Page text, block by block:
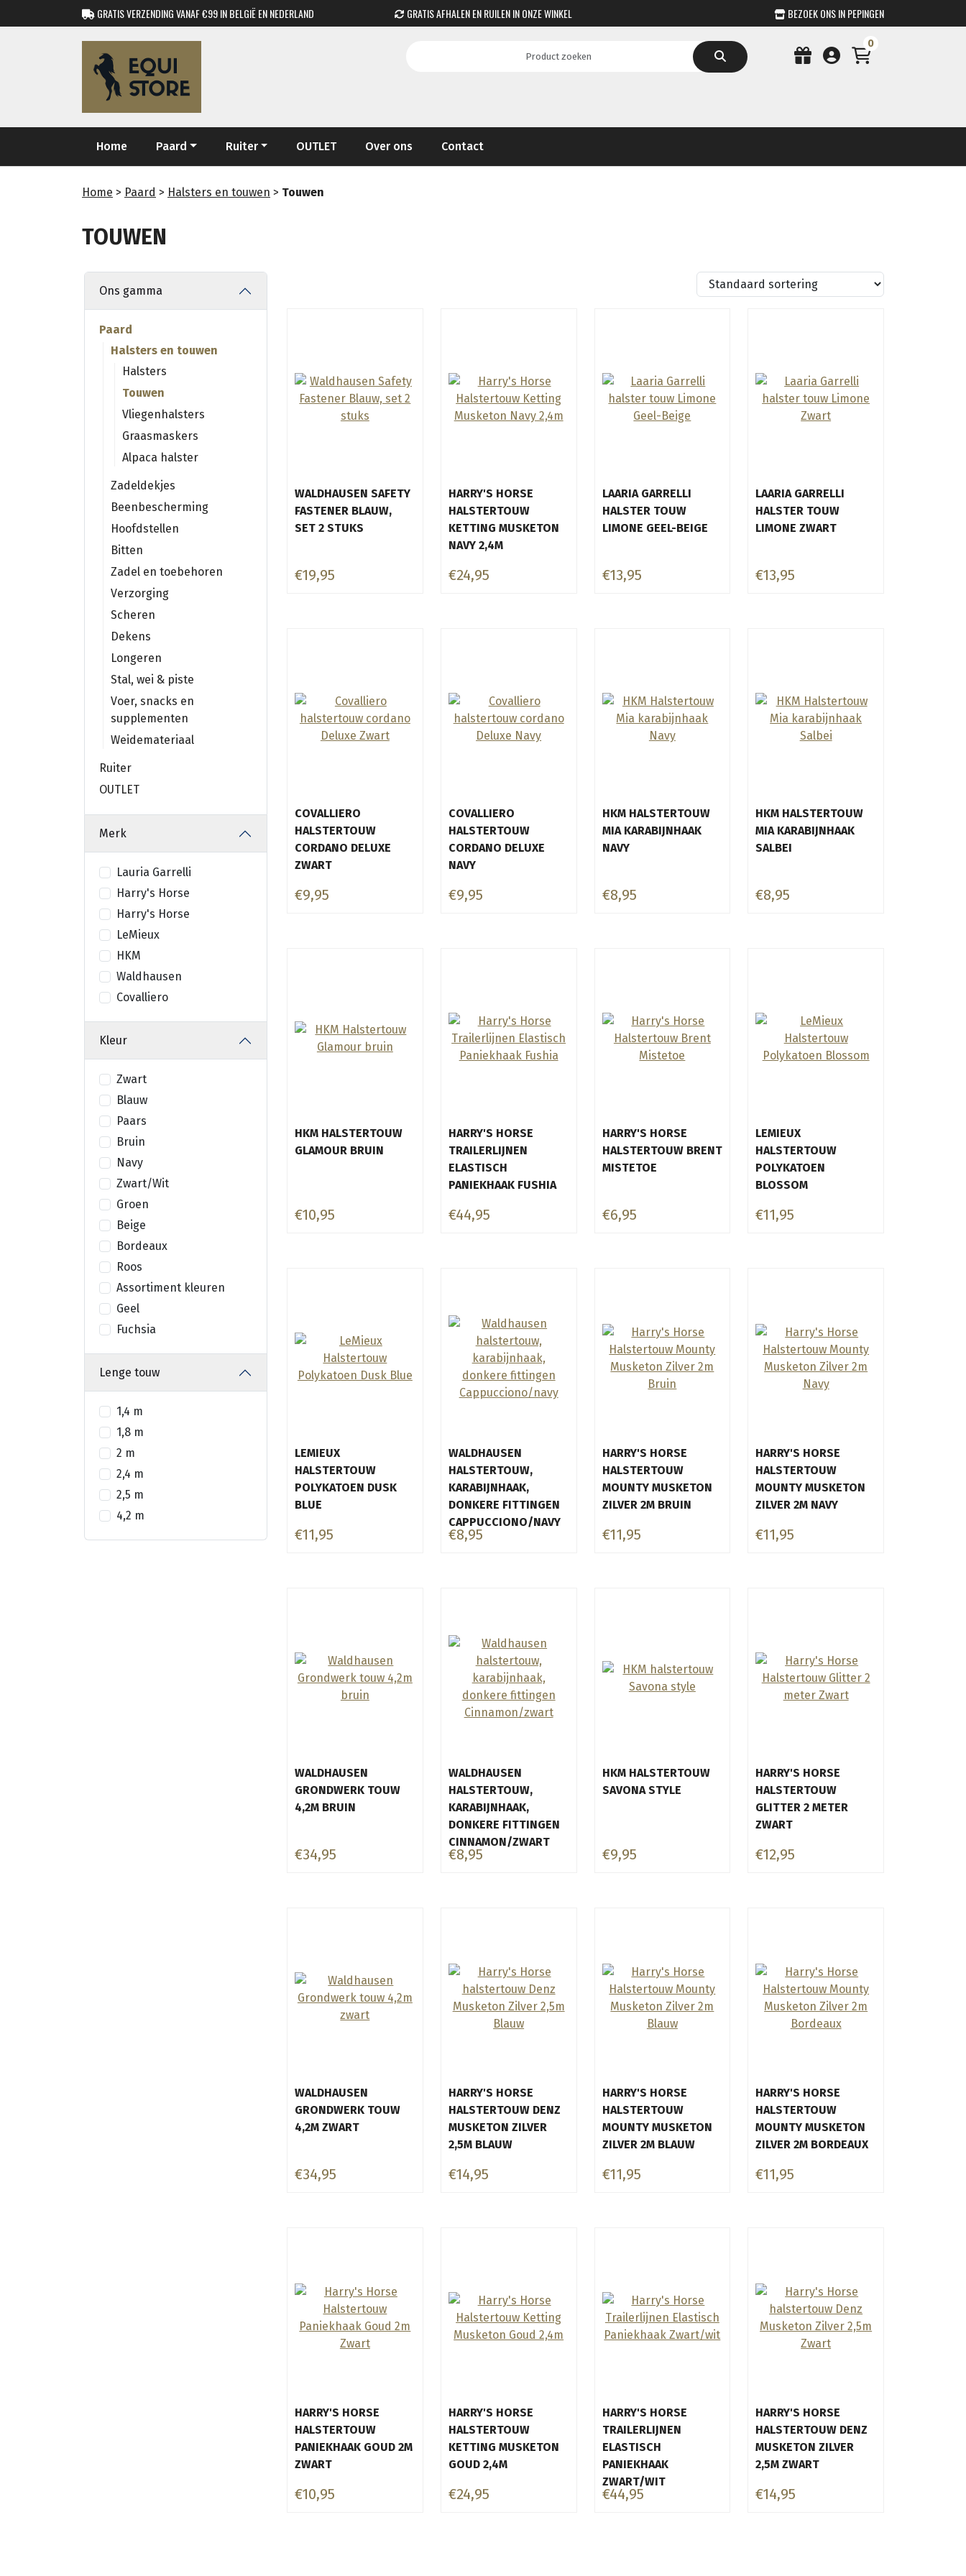
GRATIS VERZENDING VANAF €99 IN BELGIË EN NEDERLAND GRATIS AFHALEN EN RUILEN IN ONZE WINKEL BEZOEK ONS IN PEPINGEN
0
Home Paard Ruiter OUTLET Over ons Contact
Home > Paard > Halsters en touwen > Touwen
TOUWEN
Ons gamma
Paard
Halsters en touwen
Halsters
Touwen
Vliegenhalsters
Graasmaskers
Alpaca halster
Zadeldekjes
Beenbescherming
Hoofdstellen
Bitten
Zadel en toebehoren
Verzorging
Scheren
Dekens
Longeren
Stal, wei & piste
Voer, snacks en
supplementen
Weidemateriaal
Ruiter
OUTLET
Merk
Lauria Garrelli
Harry's Horse
Harry's Horse
LeMieux
HKM
Waldhausen
Covalliero
Kleur
Zwart
Blauw
Paars
Bruin
Navy
Zwart/Wit
Groen
Beige
Bordeaux
Roos
Assortiment kleuren
Geel
Fuchsia
Lenge touw
1,4 m
1,8 m
2 m
2,4 m
2,5 m
4,2 m
WALDHAUSEN SAFETY
FASTENER BLAUW,
SET 2 STUKS
€19,95
HARRY'S HORSE
HALSTERTOUW
KETTING MUSKETON
NAVY 2,4M
€24,95
LAARIA GARRELLI
HALSTER TOUW
LIMONE GEEL-BEIGE
€13,95
LAARIA GARRELLI
HALSTER TOUW
LIMONE ZWART
€13,95
COVALLIERO
HALSTERTOUW
CORDANO DELUXE
ZWART
€9,95
COVALLIERO
HALSTERTOUW
CORDANO DELUXE
NAVY
€9,95
HKM HALSTERTOUW
MIA KARABIJNHAAK
NAVY
€8,95
HKM HALSTERTOUW
MIA KARABIJNHAAK
SALBEI
€8,95
HKM HALSTERTOUW
GLAMOUR BRUIN
€10,95
HARRY'S HORSE
TRAILERLIJNEN
ELASTISCH
PANIEKHAAK FUSHIA
€44,95
HARRY'S HORSE
HALSTERTOUW BRENT
MISTETOE
€6,95
LEMIEUX
HALSTERTOUW
POLYKATOEN
BLOSSOM
€11,95
LEMIEUX
HALSTERTOUW
POLYKATOEN DUSK
BLUE
€11,95
WALDHAUSEN
HALSTERTOUW,
KARABIJNHAAK,
DONKERE FITTINGEN
CAPPUCCIONO/NAVY
€8,95
HARRY'S HORSE
HALSTERTOUW
MOUNTY MUSKETON
ZILVER 2M BRUIN
€11,95
HARRY'S HORSE
HALSTERTOUW
MOUNTY MUSKETON
ZILVER 2M NAVY
€11,95
WALDHAUSEN
GRONDWERK TOUW
4,2M BRUIN
€34,95
WALDHAUSEN
HALSTERTOUW,
KARABIJNHAAK,
DONKERE FITTINGEN
CINNAMON/ZWART
€8,95
HKM HALSTERTOUW
SAVONA STYLE
€9,95
HARRY'S HORSE
HALSTERTOUW
GLITTER 2 METER
ZWART
€12,95
WALDHAUSEN
GRONDWERK TOUW
4,2M ZWART
€34,95
HARRY'S HORSE
HALSTERTOUW DENZ
MUSKETON ZILVER
2,5M BLAUW
€14,95
HARRY'S HORSE
HALSTERTOUW
MOUNTY MUSKETON
ZILVER 2M BLAUW
€11,95
HARRY'S HORSE
HALSTERTOUW
MOUNTY MUSKETON
ZILVER 2M BORDEAUX
€11,95
HARRY'S HORSE
HALSTERTOUW
PANIEKHAAK GOUD 2M
ZWART
€10,95
HARRY'S HORSE
HALSTERTOUW
KETTING MUSKETON
GOUD 2,4M
€24,95
HARRY'S HORSE
TRAILERLIJNEN
ELASTISCH
PANIEKHAAK
ZWART/WIT
€44,95
HARRY'S HORSE
HALSTERTOUW DENZ
MUSKETON ZILVER
2,5M ZWART
€14,95